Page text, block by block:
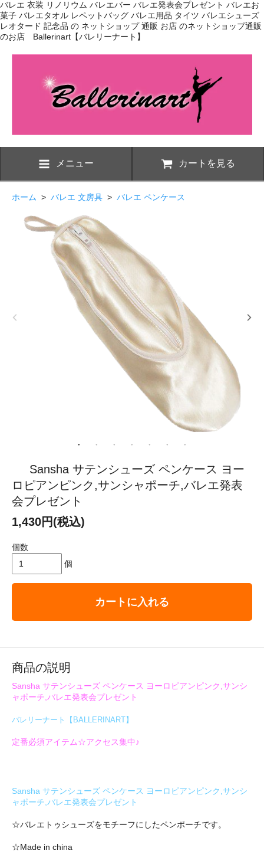
バレエ 衣装 リノリウム バレエバー バレエ発表会プレゼント バレエお
菓子 バレエタオル レペットバッグ バレエ用品 タイツ バレエシューズ
レオタード 記念品 の ネットショップ 通販 お店 のネットショップ通販
のお店 Ballerinart【バレリーナート】
メニュー カートを見る
ホーム > バレエ 文房具 > バレエ ペンケース
Sansha サテンシューズ ペンケース ヨー
ロピアンピンク,サンシャポーチ,バレエ発表
会プレゼント
1,430円(税込)
個数
個
カートに入れる
商品の説明
Sansha サテンシューズ ペンケース ヨーロピアンピンク,サンシ
ャポーチ,バレエ発表会プレゼント
バレリーナート【BALLERINART】
定番必須アイテム☆アクセス集中♪
Sansha サテンシューズ ペンケース ヨーロピアンピンク,サンシ
ャポーチ,バレエ発表会プレゼント
☆バレエトゥシューズをモチーフにしたペンポーチです。
☆Made in china